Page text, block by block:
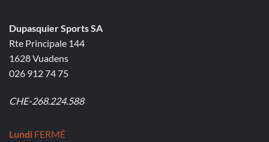
Dupasquier Sports SA
Rte Principale 144
1628 Vuadens
026 912 74 75
CHE-268.224.588
Lundi FERMÉ